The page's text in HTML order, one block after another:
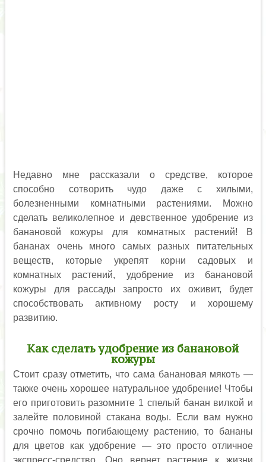
Недавно мне рассказали о средстве, которое
способно сотворить чудо даже с хилыми,
болезненными комнатными растениями. Можно
сделать великолепное и девственное удобрение из
банановой кожуры для комнатных растений! В
бананах очень много самых разных питательных
веществ, которые укрепят корни садовых и
комнатных растений, удобрение из банановой
кожуры для рассады запросто их оживит, будет
способствовать активному росту и хорошему
развитию.
Как сделать удобрение из банановой
кожуры
Стоит сразу отметить, что сама банановая мякоть —
также очень хорошее натуральное удобрение! Чтобы
его приготовить разомните 1 спелый банан вилкой и
залейте половиной стакана воды. Если вам нужно
срочно помочь погибающему растению, то бананы
для цветов как удобрение — это просто отличное
экспресс-средство. Оно вернет растение к жизни